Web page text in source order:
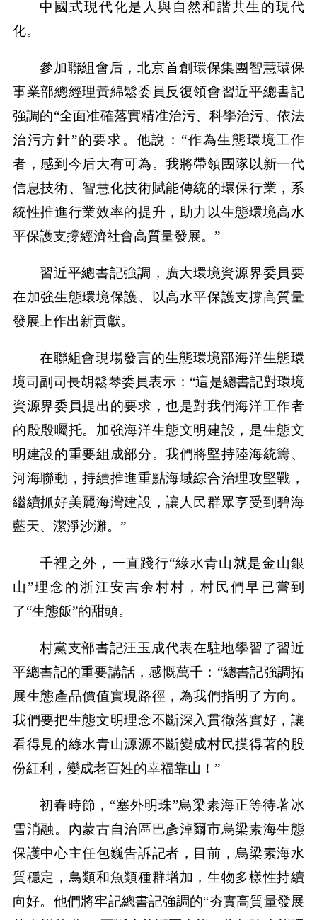
中國式現代化是人與自然和諧共生的現代
化。
參加聯組會后，北京首創環保集團智慧環保
事業部總經理黃綿鬆委員反復領會習近平總書記
強調的“全面准確落實精准治污、科學治污、依法
治污方針”的要求。他說：“作為生態環境工作
者，感到今后大有可為。我將帶領團隊以新一代
信息技術、智慧化技術賦能傳統的環保行業，系
統性推進行業效率的提升，助力以生態環境高水
平保護支撐經濟社會高質量發展。”
習近平總書記強調，廣大環境資源界委員要
在加強生態環境保護、以高水平保護支撐高質量
發展上作出新貢獻。
在聯組會現場發言的生態環境部海洋生態環
境司副司長胡鬆琴委員表示：“這是總書記對環境
資源界委員提出的要求，也是對我們海洋工作者
的殷殷囑托。加強海洋生態文明建設，是生態文
明建設的重要組成部分。我們將堅持陸海統籌、
河海聯動，持續推進重點海域綜合治理攻堅戰，
繼續抓好美麗海灣建設，讓人民群眾享受到碧海
藍天、潔淨沙灘。”
千裡之外，一直踐行“綠水青山就是金山銀
山”理念的浙江安吉余村村，村民們早已嘗到
了“生態飯”的甜頭。
村黨支部書記汪玉成代表在駐地學習了習近
平總書記的重要講話，感慨萬千：“總書記強調拓
展生態產品價值實現路徑，為我們指明了方向。
我們要把生態文明理念不斷深入貫徹落實好，讓
看得見的綠水青山源源不斷變成村民摸得著的股
份紅利，變成老百姓的幸福靠山！”
初春時節，“塞外明珠”烏梁素海正等待著冰
雪消融。內蒙古自治區巴彥淖爾市烏梁素海生態
保護中心主任包巍告訴記者，目前，烏梁素海水
質穩定，鳥類和魚類種群增加，生物多樣性持續
向好。他們將牢記總書記強調的“夯實高質量發展